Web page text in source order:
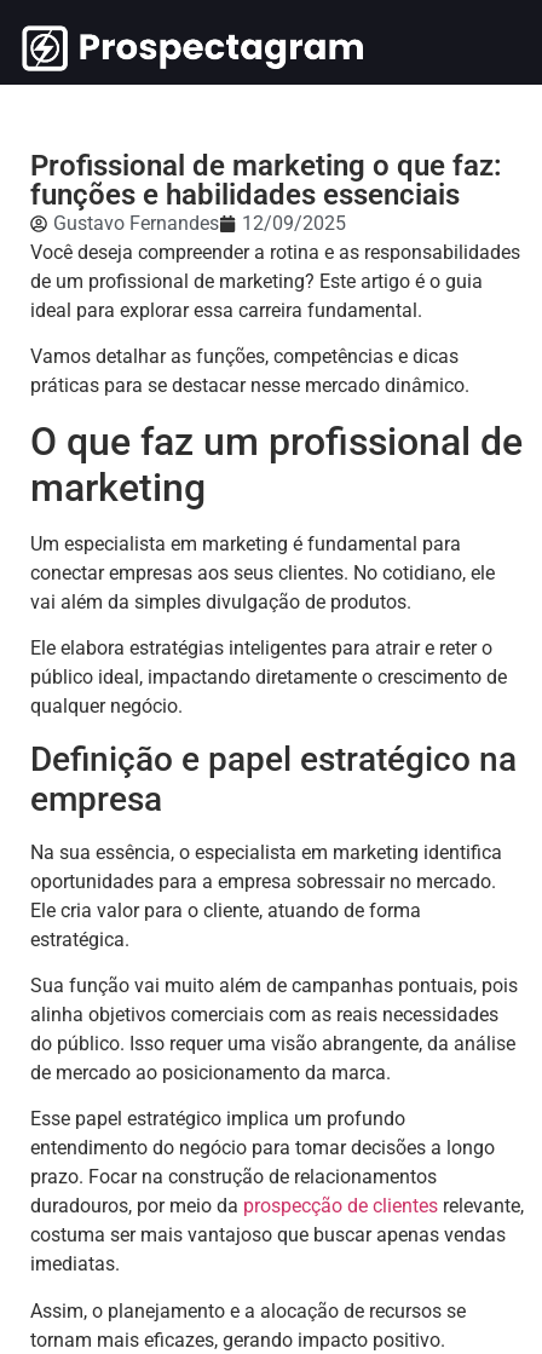
Profissional de marketing o que faz:
funções e habilidades essenciais
Gustavo Fernandes
12/09/2025
Você deseja compreender a rotina e as responsabilidades
de um profissional de marketing? Este artigo é o guia
ideal para explorar essa carreira fundamental.
Vamos detalhar as funções, competências e dicas
práticas para se destacar nesse mercado dinâmico.
O que faz um profissional de
marketing
Um especialista em marketing é fundamental para
conectar empresas aos seus clientes. No cotidiano, ele
vai além da simples divulgação de produtos.
Ele elabora estratégias inteligentes para atrair e reter o
público ideal, impactando diretamente o crescimento de
qualquer negócio.
Definição e papel estratégico na
empresa
Na sua essência, o especialista em marketing identifica
oportunidades para a empresa sobressair no mercado.
Ele cria valor para o cliente, atuando de forma
estratégica.
Sua função vai muito além de campanhas pontuais, pois
alinha objetivos comerciais com as reais necessidades
do público. Isso requer uma visão abrangente, da análise
de mercado ao posicionamento da marca.
Esse papel estratégico implica um profundo
entendimento do negócio para tomar decisões a longo
prazo. Focar na construção de relacionamentos
duradouros, por meio da prospecção de clientes relevante,
costuma ser mais vantajoso que buscar apenas vendas
imediatas.
Assim, o planejamento e a alocação de recursos se
tornam mais eficazes, gerando impacto positivo.